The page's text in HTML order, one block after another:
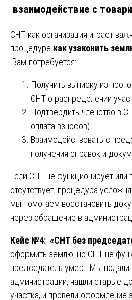
взаимодействие с
СНТ как организация играет
процедуре как узаконить
Вам потребуется:
Получить выписку из
СНТ о распределении
Подтвердить членство в
оплата взносов).
Взаимодействовать с
получения справок и
Если СНТ не функционирует или
отсутствует, процедура
мы помогаем восстановить
через обращение в
Кейс №4: «СНТ без
оформить землю, но СНТ не
председатель умер. Мы подали
администрации, нашли старые
участка, и провели оформление